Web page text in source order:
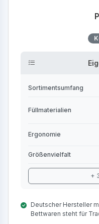
Sortimentsumfang
Füllmaterialien
Ergonomie
Größenvielfalt
+
Deutscher Hersteller
Bettwaren steht für